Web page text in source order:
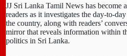
JJ Sri Lanka Tamil News has become
readers as it investigates the day-to-
the country, along with readers’
mirror that reveals information within
politics in Sri Lanka.